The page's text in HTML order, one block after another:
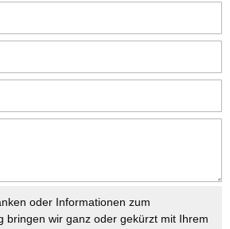
oder Informationen zum
bringen wir ganz oder gekürzt mit Ihrem